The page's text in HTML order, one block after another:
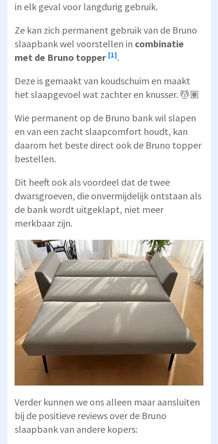
in elk geval voor langdurig gebruik.
Ze kan zich permanent gebruik van de Bruno
slaapbank wel voorstellen in combinatie
met de Bruno topper [1].
Deze is gemaakt van koudschuim en maakt
het slaapgevoel wat zachter en knusser. 💆🏽
Wie permanent op de Bruno bank wil slapen
en van een zacht slaapcomfort houdt, kan
daarom het beste direct ook de Bruno topper
bestellen.
Dit heeft ook als voordeel dat de twee
dwarsgroeven, die onvermijdelijk ontstaan als
de bank wordt uitgeklapt, niet meer
merkbaar zijn.
Verder kunnen we ons alleen maar aansluiten
bij de positieve reviews over de Bruno
slaapbank van andere kopers: